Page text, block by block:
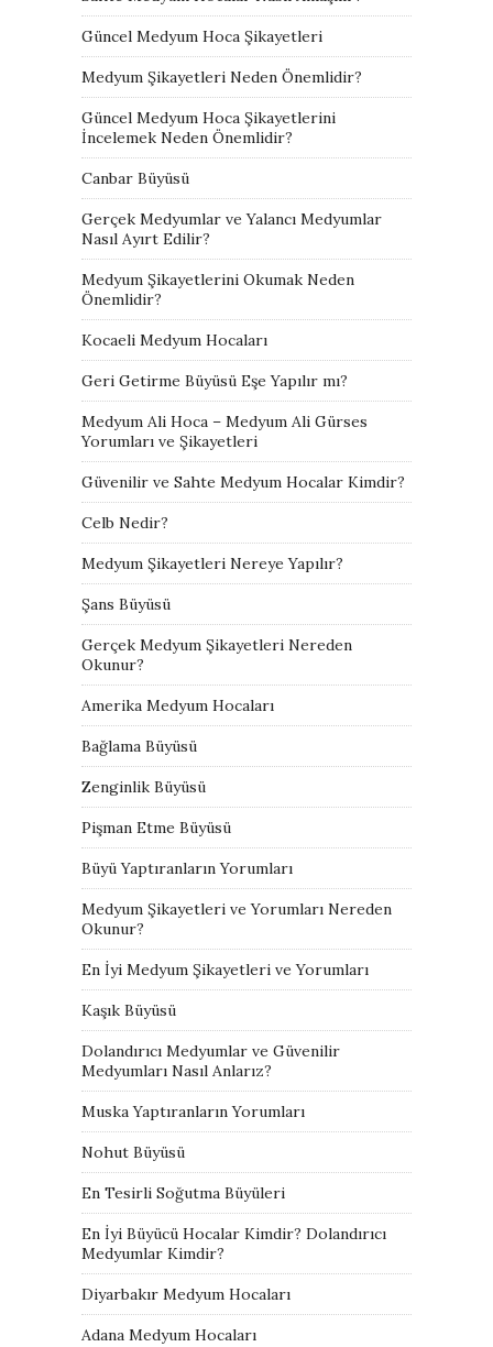
Güncel Medyum Hoca Şikayetleri
Medyum Şikayetleri Neden Önemlidir?
Güncel Medyum Hoca Şikayetlerini
İncelemek Neden Önemlidir?
Canbar Büyüsü
Gerçek Medyumlar ve Yalancı Medyumlar
Nasıl Ayırt Edilir?
Medyum Şikayetlerini Okumak Neden
Önemlidir?
Kocaeli Medyum Hocaları
Geri Getirme Büyüsü Eşe Yapılır mı?
Medyum Ali Hoca – Medyum Ali Gürses
Yorumları ve Şikayetleri
Güvenilir ve Sahte Medyum Hocalar Kimdir?
Celb Nedir?
Medyum Şikayetleri Nereye Yapılır?
Şans Büyüsü
Gerçek Medyum Şikayetleri Nereden
Okunur?
Amerika Medyum Hocaları
Bağlama Büyüsü
Zenginlik Büyüsü
Pişman Etme Büyüsü
Büyü Yaptıranların Yorumları
Medyum Şikayetleri ve Yorumları Nereden
Okunur?
En İyi Medyum Şikayetleri ve Yorumları
Kaşık Büyüsü
Dolandırıcı Medyumlar ve Güvenilir
Medyumları Nasıl Anlarız?
Muska Yaptıranların Yorumları
Nohut Büyüsü
En Tesirli Soğutma Büyüleri
En İyi Büyücü Hocalar Kimdir? Dolandırıcı
Medyumlar Kimdir?
Diyarbakır Medyum Hocaları
Adana Medyum Hocaları